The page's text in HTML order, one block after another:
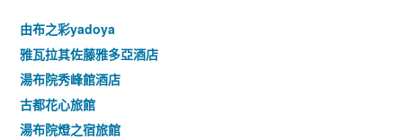
由布之彩yadoya
雅瓦拉其佐藤雅多亞酒店
湯布院秀峰館酒店
古都花心旅館
湯布院燈之宿旅館